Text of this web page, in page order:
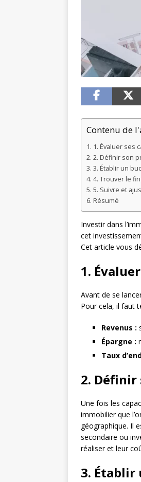
Contenu de
1. Évaluer ses
2. Définir son
3. Établir un
4. Trouver le
5. Suivre et
Résumé
Investir dans
cet
Cet article vous
1.
Avant de se
Pour cela, il faut
Revenus :
Épargne :
Taux
2.
Une fois les
immobilier que
géographique. Il
secondaire ou
réaliser et leur
3.